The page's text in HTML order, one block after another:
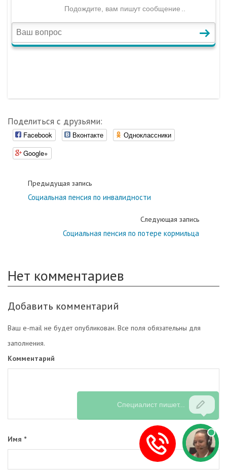
Поделиться с друзьями:
Facebook Вконтакте
Одноклассники
Google+
Предыдущая запись
Социальная пенсия по инвалидности
Следующая запись
Социальная пенсия по потере кормильца
Нет комментариев
Добавить комментарий
Ваш e-mail не будет опубликован. Все поля обязательны для
заполнения.
Комментарий
Имя *